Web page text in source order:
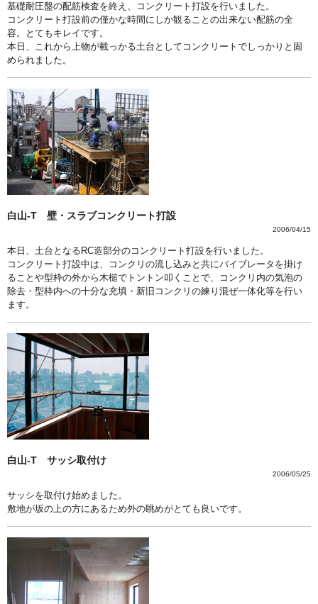
基礎耐圧盤の配筋検査を終え、コンクリート打設を行いました。
コンクリート打設前の僅かな時間にしか観ることの出来ない配筋の全
容。とてもキレイです。
本日、これから上物が載っかる土台としてコンクリートでしっかりと固
められました。
白山-T 壁・スラブコンクリート打設
2006/04/15
本日、土台となるRC造部分のコンクリート打設を行いました。
コンクリート打設中は、コンクリの流し込みと共にバイブレータを掛け
ることや型枠の外から木槌でトントン叩くことで、コンクリ内の気泡の
除去・型枠内への十分な充填・新旧コンクリの練り混ぜ一体化等を行い
ます。
白山-T サッシ取付け
2006/05/25
サッシを取付け始めました。
敷地が坂の上の方にあるため外の眺めがとても良いです。